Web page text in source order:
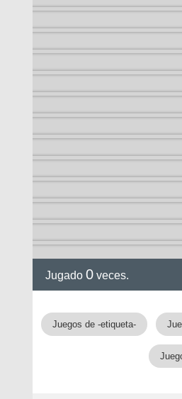
Jugado 0 veces.
Juegos de -etiqueta-